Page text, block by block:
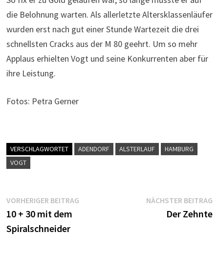
die Belohnung warten. Als allerletzte Altersklassenläufer
wurden erst nach gut einer Stunde Wartezeit die drei
schnellsten Cracks aus der M 80 geehrt. Um so mehr
Applaus erhielten Vogt und seine Konkurrenten aber für
ihre Leistung.
Fotos: Petra Gerner
VERSCHLAGWORTET ADENDORF ALSTERLAUF
HAMBURG
VOGT
Beitragsnavigation
VORHERIGER BEITRAGVorheriger
10 + 30 mit dem
Spiralschneider
NÄCHSTER BEITRAG
Der Zehnte